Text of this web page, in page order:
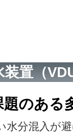
装置（
題のある
水分混入が